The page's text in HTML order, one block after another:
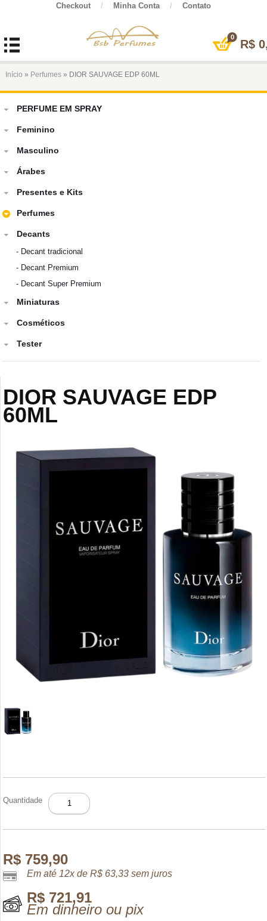
Checkout / Minha Conta / Contato
0
R$
Início » Perfumes» DIOR SAUVAGE EDP 60ML
PERFUME EM SPRAY
Feminino
Masculino
Árabes
Presentes e Kits
Perfumes
Decants
- Decant tradicional
- Decant Premium
- Decant Super Premium
Miniaturas
Cosméticos
Tester
DIOR SAUVAGE EDP
60ML
Quantidade
DIOR
SAUVAGE
60ML
R$ 759,90
Em até 12x deR$ 63,33 sem juros
R$ 721,91
Em dinheiro ou pix